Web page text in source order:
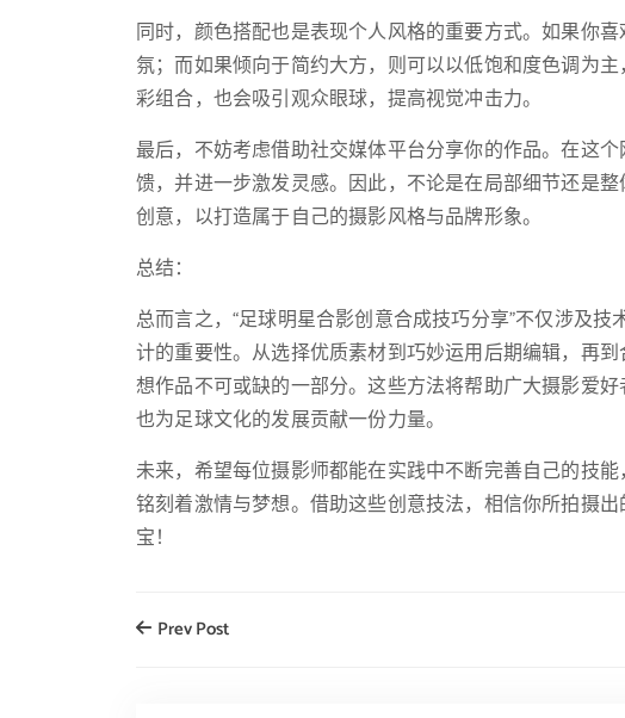
同时，颜色搭配也是表现个人风格的重要方式。如果你
氛；而如果倾向于简约大方，则可以以低饱和度色调为
彩组合，也会吸引观众眼球，提高视觉冲击力。
最后，不妨考虑借助社交媒体平台分享你的作品。在这
馈，并进一步激发灵感。因此，不论是在局部细节还是
创意，以打造属于自己的摄影风格与品牌形象。
总结：
总而言之，“足球明星合影创意合成技巧分享”不仅涉及
计的重要性。从选择优质素材到巧妙运用后期编辑，再
想作品不可或缺的一部分。这些方法将帮助广大摄影爱
也为足球文化的发展贡献一份力量。
未来，希望每位摄影师都能在实践中不断完善自己的技
铭刻着激情与梦想。借助这些创意技法，相信你所拍摄
宝！
Prev Post